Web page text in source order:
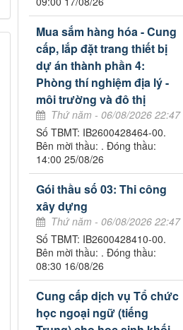
Mua sắm hàng hóa - Cung
cấp, lắp đặt trang thiết bị
dự án thành phần 4:
Phòng thí nghiệm địa lý -
môi trường và đô thị
Thứ năm - 06/08/2026 22:47
Số TBMT: IB2600428464-00.
Bên mời thầu: . Đóng thầu:
14:00 25/08/26
Gói thầu số 03: Thi công
xây dựng
Thứ năm - 06/08/2026 22:47
Số TBMT: IB2600428410-00.
Bên mời thầu: . Đóng thầu:
08:30 16/08/26
Cung cấp dịch vụ Tổ chức
học ngoại ngữ (tiếng